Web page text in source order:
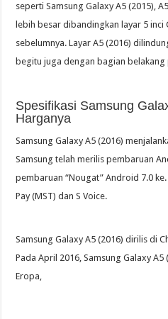
seperti Samsung Galaxy A5 (2015),
lebih besar dibandingkan layar 5 inci
sebelumnya. Layar A5 (2016)
begitu juga dengan bagian belakang
Spesifikasi Samsung
Harganya
Samsung Galaxy A5 (2016)
Samsung telah merilis pembaruan
pembaruan “Nougat” Android 7.0
Pay (MST) dan S Voice.
Samsung Galaxy A5 (2016) dirilis di
Pada April 2016, Samsung Galaxy
Eropa,